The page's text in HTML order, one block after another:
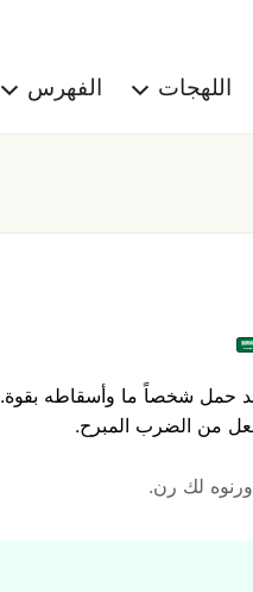
اللهجات الفهرس
حمل شخصاً ما وأسقاطه بقوة.
من الضرب المبرح.
لك رن.